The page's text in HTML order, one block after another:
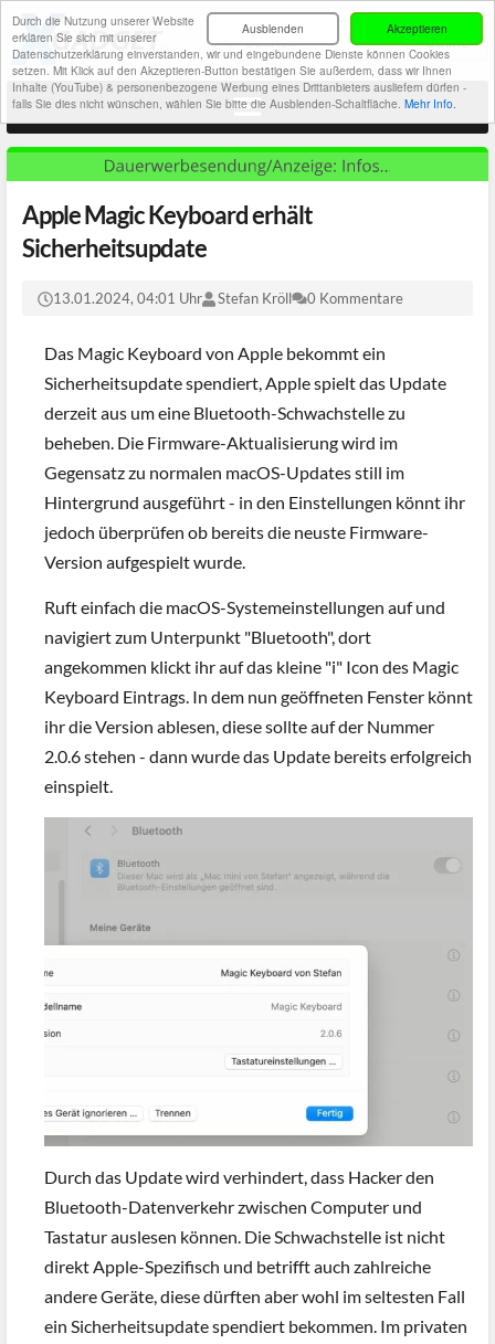
Akzeptieren
Ausblenden
Durch die Nutzung unserer Website
erklären Sie sich mit unserer
Datenschutzerklärung einverstanden, wir und eingebundene Dienste können Cookies
setzen. Mit Klick auf den Akzeptieren-Button bestätigen Sie außerdem, dass wir Ihnen
Inhalte (YouTube) & personenbezogene Werbung eines Drittanbieters ausliefern dürfen -
falls Sie dies nicht wünschen, wählen Sie bitte die Ausblenden-Schaltfläche. Mehr Info.
Apple Magic Keyboard erhält
Sicherheitsupdate
13.01.2024, 04:01 Uhr Stefan Kröll 0 Kommentare
Das Magic Keyboard von Apple bekommt ein
Sicherheitsupdate spendiert, Apple spielt das Update
derzeit aus um eine Bluetooth-Schwachstelle zu
beheben. Die Firmware-Aktualisierung wird im
Gegensatz zu normalen macOS-Updates still im
Hintergrund ausgeführt - in den Einstellungen könnt ihr
jedoch überprüfen ob bereits die neuste Firmware-
Version aufgespielt wurde.
Ruft einfach die macOS-Systemeinstellungen auf und
navigiert zum Unterpunkt "Bluetooth", dort
angekommen klickt ihr auf das kleine "i" Icon des Magic
Keyboard Eintrags. In dem nun geöffneten Fenster könnt
ihr die Version ablesen, diese sollte auf der Nummer
2.0.6 stehen - dann wurde das Update bereits erfolgreich
einspielt.
Durch das Update wird verhindert, dass Hacker den
Bluetooth-Datenverkehr zwischen Computer und
Tastatur auslesen können. Die Schwachstelle ist nicht
direkt Apple-Spezifisch und betrifft auch zahlreiche
andere Geräte, diese dürften aber wohl im seltesten Fall
ein Sicherheitsupdate spendiert bekommen. Im privaten